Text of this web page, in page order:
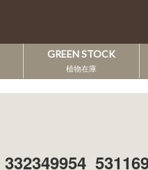
GREEN STOCK
植物在庫